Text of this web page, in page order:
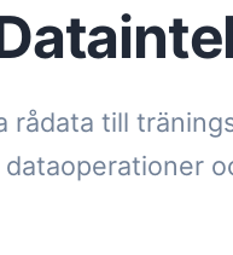
rådata till
dataoperationer